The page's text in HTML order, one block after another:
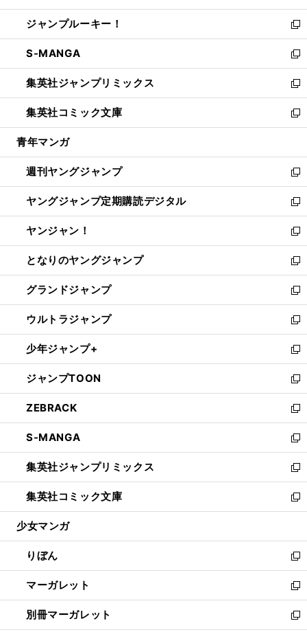
開
く
ウ
で
開
く
ン
ド
ウ
で
開
く
ウ
ィ
ン
ド
ウ
で
開
く
し
い
ウ
ィ
ン
ド
ウ
で
開
ジャンプルーキー！
新
し
い
ウ
ィ
ン
ド
ウ
開
く
S-MANGA
新
し
い
ウ
ィ
ン
ウ
で
開
く
集英社ジャンプリミックス
新
し
い
ウ
ン
ド
ウ
で
開
く
集英社コミック文庫
新
し
ウ
ィ
ン
ド
ウ
で
開
く
青年マンガ
週刊ヤングジャンプ
新
し
い
ウ
ィ
ン
ド
ウ
で
開
く
ヤングジャンプ定期購読デジタル
新
し
い
ウ
ィ
ン
ド
ウ
で
開
く
ヤンジャン！
新
し
い
ウ
ィ
ン
ド
ウ
で
開
く
となりのヤングジャンプ
新
し
い
ウ
ィ
ン
ド
ウ
で
開
く
グランドジャンプ
新
し
い
ウ
ィ
ン
ド
ウ
で
開
く
ウルトラジャンプ
新
し
い
ウ
ィ
ン
ド
ウ
で
開
く
少年ジャンプ+
新
し
い
ウ
ィ
ン
ド
ウ
で
開
く
ジャンプTOON
新
し
い
ウ
ィ
ン
ド
ウ
で
開
ZEBRACK
新
し
い
ウ
ィ
ン
ド
ウ
開
く
S-MANGA
新
し
い
ウ
ィ
ン
ウ
で
開
く
集英社ジャンプリミックス
新
し
い
ウ
ン
ド
ウ
で
開
く
集英社コミック文庫
新
し
ウ
ィ
ン
ド
ウ
で
開
少女マンガ
りぼん
新
し
い
ウ
ィ
マーガレット
新
し
い
別冊マーガレット
新